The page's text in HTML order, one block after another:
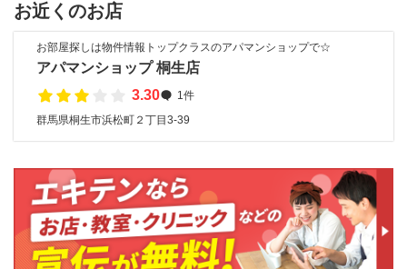
お近くのお店
お部屋探しは物件情報トップクラスのアパマンショップで☆
アパマンショップ 桐生店
3.30
1件
群馬県桐生市浜松町２丁目3-39